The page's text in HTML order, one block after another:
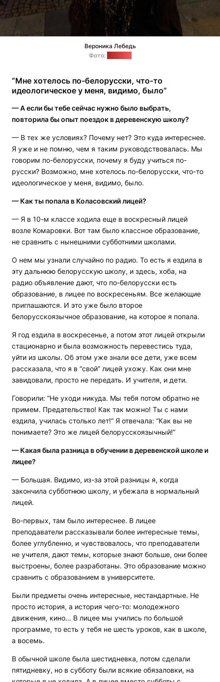
Вероника Лебедь
Фото:
“Мне хотелось по-белорусски, что-то
идеологическое у меня, видимо, было”
— А если бы тебе сейчас нужно было выбрать,
повторила бы опыт поездок в деревенскую школу?
— В тех же условиях? Почему нет? Это куда интереснее.
Я уже и не помню, чем я таким руководствовалась. Мы
говорим по-белорусски, почему я буду учиться по-
русски? Возможно, мне хотелось по-белорусски, что-то
идеологическое у меня, видимо, было.
— Как ты попала в Коласовский лицей?
— Я в 10-м классе ходила еще в воскресный лицей
возле Комаровки. Вот там было классное образование,
не сравнить с нынешними субботними школами.
О нем мы узнали случайно по радио. То есть я ездила в
эту дальнюю белорусскую школу, и здесь, хоба, на
радио объявление дают, что по-белорусски есть
образование, в лицее по воскресеньям. Все желающие
приглашаются. И это уже было второе
белорусскоязычное образование, на которое я попала.
Я год ездила в воскресенье, а потом этот лицей открыли
стационарно и была возможность перевестись туда,
уйти из школы. Об этом уже знали все дети, уже всем
рассказала, что я в “свой” лицей ухожу. Как они мне
завидовали, просто не передать. И учителя, и дети.
Говорили: “Не уходи никуда. Мы тебя потом обратно не
примем. Предательство! Как так можно! Ты с нами
ездила, училась столько лет!“ Я отвечала: “Как вы не
понимаете? Это же лицей белорусскоязычный!”
— Какая была разница в обучении в деревенской школе и
лицее?
— Большая. Видимо, из-за этой разницы я, когда
закончила субботнюю школу, и убежала в нормальный
лицей.
Во-первых, там было интереснее. В лицее
преподаватели рассказывали более интересные темы,
более углубленно, и чувствовалось, что преподаватели
не учителя, дают темы, которые знают больше, они более
выстроены, более разработаны. Это образование можно
сравнить с образованием в университете.
Были предметы очень интересные, нестандартные. Не
просто история, а история чего-то: молодежного
движения, кино… В лицее мы учились по большой
программе, то есть у тебя не шесть уроков, как в школе,
а восемь.
В обычной школе была шестидневка, потом сделали
пятидневку, но в субботу были всякие обязаловки, на